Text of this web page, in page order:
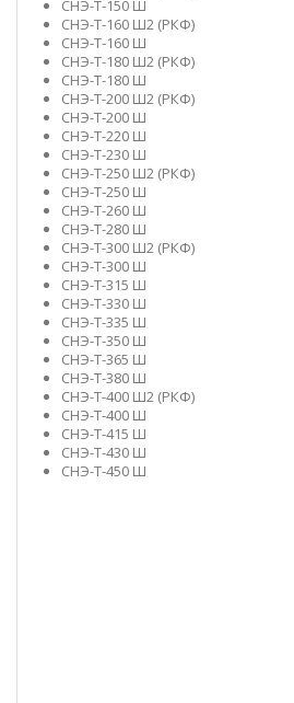
СНЭ-Т-150 Ш
СНЭ-Т-160 Ш2 (РКФ)
СНЭ-Т-160 Ш
СНЭ-Т-180 Ш2 (РКФ)
СНЭ-Т-180 Ш
СНЭ-Т-200 Ш2 (РКФ)
СНЭ-Т-200 Ш
СНЭ-Т-220 Ш
СНЭ-Т-230 Ш
СНЭ-Т-250 Ш2 (РКФ)
СНЭ-Т-250 Ш
СНЭ-Т-260 Ш
СНЭ-Т-280 Ш
СНЭ-Т-300 Ш2 (РКФ)
СНЭ-Т-300 Ш
СНЭ-Т-315 Ш
СНЭ-Т-330 Ш
СНЭ-Т-335 Ш
СНЭ-Т-350 Ш
СНЭ-Т-365 Ш
СНЭ-Т-380 Ш
СНЭ-Т-400 Ш2 (РКФ)
СНЭ-Т-400 Ш
СНЭ-Т-415 Ш
СНЭ-Т-430 Ш
СНЭ-Т-450 Ш